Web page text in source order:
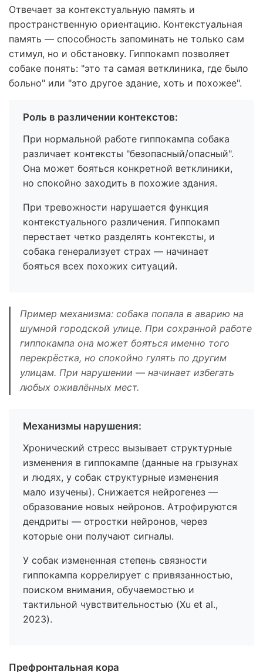
Отвечает за контекстуальную память и
пространственную ориентацию. Контекстуальная
память — способность запоминать не только сам
стимул, но и обстановку. Гиппокамп позволяет
собаке понять: "это та самая ветклиника, где было
больно" или "это другое здание, хоть и похожее".
Роль в различении контекстов:
При нормальной работе гиппокампа собака
различает контексты "безопасный/опасный".
Она может бояться конкретной ветклиники,
но спокойно заходить в похожие здания.
При тревожности нарушается функция
контекстуального различения. Гиппокамп
перестает четко разделять контексты, и
собака генерализует страх — начинает
бояться всех похожих ситуаций.
Пример механизма: собака попала в аварию на
шумной городской улице. При сохранной работе
гиппокампа она может бояться именно того
перекрёстка, но спокойно гулять по другим
улицам. При нарушении — начинает избегать
любых оживлённых мест.
Механизмы нарушения:
Хронический стресс вызывает структурные
изменения в гиппокампе (данные на грызунах
и людях, у собак структурные изменения
мало изучены). Снижается нейрогенез —
образование новых нейронов. Атрофируются
дендриты — отростки нейронов, через
которые они получают сигналы.
У собак измененная степень связности
гиппокампа коррелирует с привязанностью,
поиском внимания, обучаемостью и
тактильной чувствительностью (Xu et al.,
2023).
Префронтальная кора